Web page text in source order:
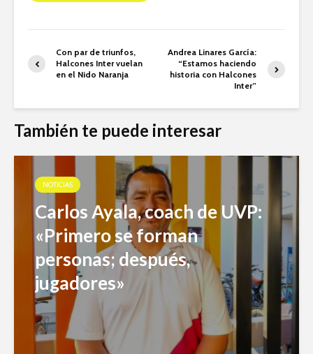
Con par de triunfos,
Halcones Inter vuelan
en el Nido Naranja
Andrea Linares García:
“Estamos haciendo
historia con Halcones
Inter”
También te puede interesar
NOTICIAS
Carlos Ayala, coach de UVP:
«Primero se forman
personas; después,
jugadores»